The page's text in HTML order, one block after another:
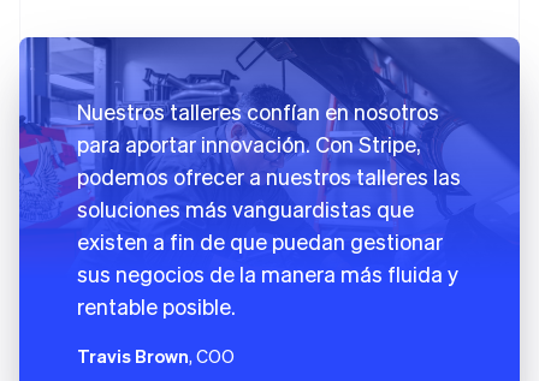
Nuestros talleres confían en nosotros
para aportar innovación. Con Stripe,
podemos ofrecer a nuestros talleres las
soluciones más vanguardistas que
existen a fin de que puedan gestionar
sus negocios de la manera más fluida y
rentable posible.
Travis Brown, COO